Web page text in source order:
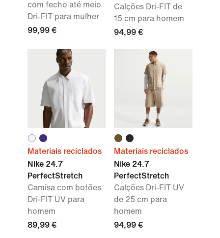
com fecho até meio
Dri-FIT para mulher
99,99 €
Calções Dri-FIT de
15 cm para homem
94,99 €
Materiais reciclados
Nike 24.7
PerfectStretch
Camisa com botões
Dri-FIT UV para
homem
89,99 €
Materiais reciclados
Nike 24.7
PerfectStretch
Calções Dri-FIT UV
de 25 cm para
homem
94,99 €